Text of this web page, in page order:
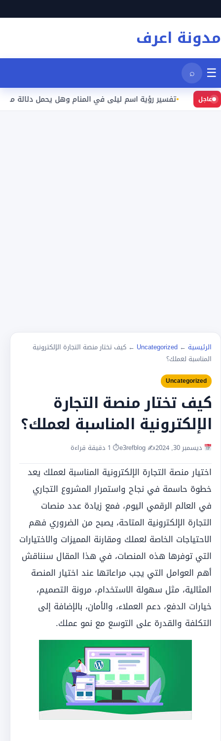
إلى
المحتوى
مدونة اعرف
☰
⌕
عاجل تفسير رؤية اسم ليلى في المنام وهل يحمل دلالة محددة؟
الرئيسية ←
Uncategorized
← كيف تختار منصة التجارة الإلكترونية
المناسبة لعملك؟
Uncategorized
كيف تختار منصة التجارة
الإلكترونية المناسبة لعملك؟
ديسمبر 30, 2024 ✍️ e3refblog ⏱ 1 دقيقة قراءة
اختيار منصة التجارة الإلكترونية المناسبة لعملك يعد
خطوة حاسمة في نجاح واستمرار المشروع التجاري
في العالم الرقمي اليوم، فمع زيادة عدد منصات
التجارة الإلكترونية المتاحة، يصبح من الضروري فهم
الاحتياجات الخاصة لعملك ومقارنة المميزات والاختيارات
التي توفرها هذه المنصات، في هذا المقال سنناقش
أهم العوامل التي يجب مراعاتها عند اختيار المنصة
المثالية، مثل سهولة الاستخدام، مرونة التصميم،
خيارات الدفع، دعم العملاء، والأمان، بالإضافة إلى
التكلفة والقدرة على التوسع مع نمو عملك.